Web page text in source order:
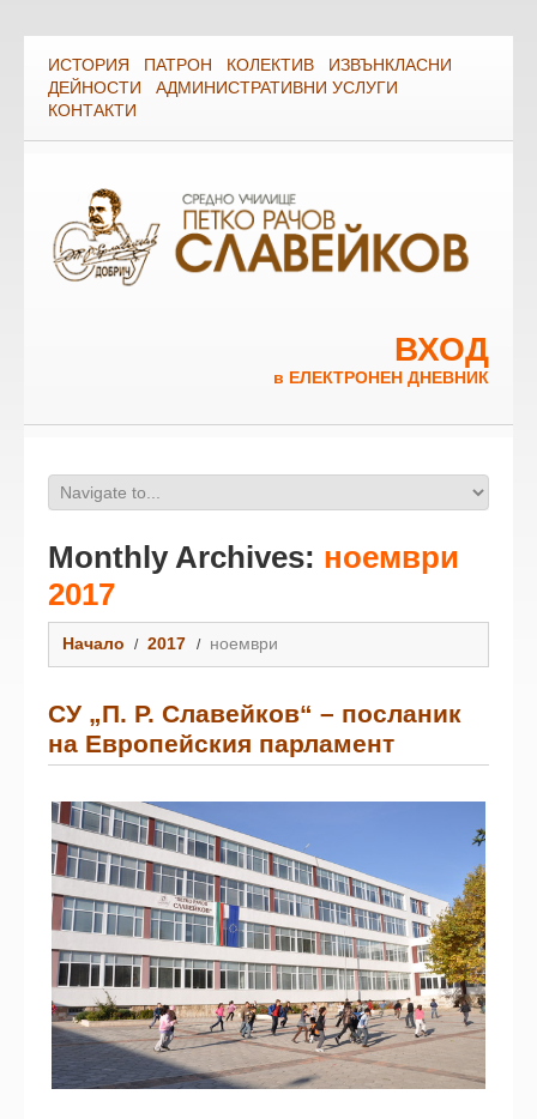
ИСТОРИЯ ПАТРОН КОЛЕКТИВ
ИЗВЪНКЛАСНИ
ДЕЙНОСТИ
АДМИНИСТРАТИВНИ УСЛУГИ
КОНТАКТИ
ВХОД
в ЕЛЕКТРОНЕН ДНЕВНИК
Monthly Archives: ноември
2017
Начало 2017 ноември
СУ „П. Р. Славейков“ – посланик
на Европейския парламент